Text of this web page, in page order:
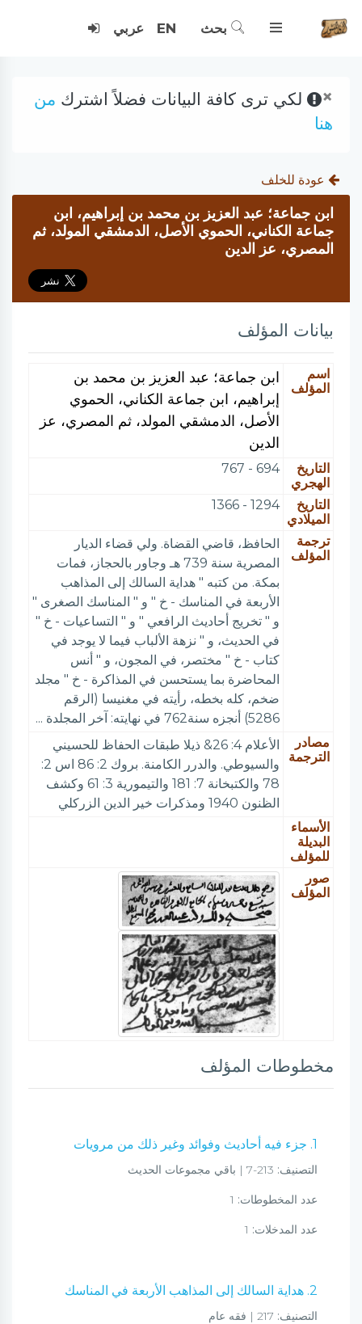
بحث EN عربي
× لكي ترى كافة البيانات فضلاً اشترك من
هنا
عودة للخلف
ابن جماعة؛ عبد العزيز بن محمد بن إبراهيم، ابن
جماعة الكناني، الحموي الأصل، الدمشقي المولد، ثم
المصري، عز الدين
بيانات المؤلف
اسم
المؤلف
ابن جماعة؛ عبد العزيز بن محمد بن
إبراهيم، ابن جماعة الكناني، الحموي
الأصل، الدمشقي المولد، ثم المصري، عز
الدين
التاريخ
الهجري
694 - 767
التاريخ
الميلادي
1294 - 1366
ترجمة
المؤلف
الحافظ، قاضي القضاة. ولي قضاء الديار
المصرية سنة 739 هـ وجاور بالحجاز، فمات
بمكة. من كتبه " هداية السالك إلى المذاهب
الأربعة في المناسك - خ " و " المناسك الصغرى "
و " تخريج أحاديث الرافعي " و " التساعيات - خ "
في الحديث، و " نزهة الألباب فيما لا يوجد في
كتاب - خ " مختصر، في المجون، و " أنس
المحاضرة بما يستحسن في المذاكرة - خ " مجلد
ضخم، كله بخطه، رأيته في مغنيسا (الرقم
5286) أنجزه سنة762 في نهايته: آخر المجلدة ...
مصادر
الترجمة
الأعلام 4: 26& ذيلا طبقات الحفاظ للحسيني
والسيوطي. والدرر الكامنة. بروك 2: 86 اس 2:
78 والكتبخانة 7: 181 والتيمورية 3: 61 وكشف
الظنون 1940 ومذكرات خير الدين الزركلي
الأسماء
البديلة
للمؤلف
صور
المؤلف
مخطوطات المؤلف
1. جزء فيه أحاديث وفوائد وغير ذلك من مرويات
التصنيف:
عدد المخطوطات:
عدد المدخلات:
2. هداية السالك إلى المذاهب الأربعة في المناسك
التصنيف: